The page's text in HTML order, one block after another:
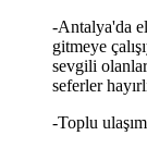
-Antalya'da
gitmeye
sevgili
seferler
-Toplu